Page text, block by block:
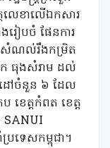
លេខាលើឯកសារ
រៀបចំ ផែនការ
សំណល់រឹងកម្រិត
ក ធុងសំរាម ដល់
ៅចំនួន ៦ ដែល
ខេត្តកំពត ខេត្ត
រទេសកម្ពុជា។